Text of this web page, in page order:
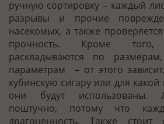
ручную сортировку – каждый
разрывы и прочие
насекомых, а также
прочность. Кроме
раскладываются по
параметрам – от этого
кубинскую сигару или для
они будут использованы.
поштучно, потому что
драгоценность. Также